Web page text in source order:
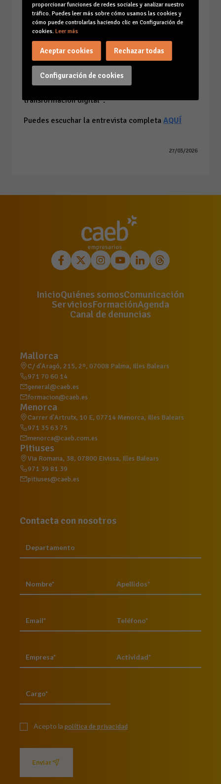
soportamos en España es muy elevada".
Finalmente, Planas ha puesto en valor la reciente
cumbre empresarial organizada por CAEB en
República Dominicana, donde "nuestras empresas
tienen muchos intereses y sinergias con el tejido
empresarial dominicano. Queremos compartir
nuestro conocimiento en talento, turismo y
transformación digital".
Puedes escuchar la entrevista completa AQUÍ
27/03/2026
InicioQuiénes somosComunicación
ServiciosFormaciónAgenda
Canal de denuncias
Mallorca
C/ d'Aragó, 215, 2º, 07008 Palma, Illes Balears
971 70 60 14
general@caeb.es
formacion@caeb.es
Menorca
Carrer d'Artrutx, 10 E, 07714 Menorca, Illes Balears
971 35 63 75
menorca@caeb.com.es
Pitiuses
Via Romana, 38, 07800 Eivissa, Illes Balears
971 39 81 39
pitiuses@caeb.es
Contacta con nosotros
Acepto la política de privacidad
Enviar
proporcionar funciones de redes sociales y analizar nuestro
tráfico. Puedes leer más sobre cómo usamos las cookies y
cómo puede controlarlas haciendo clic en Configuración de
cookies. Leer más
Configuración de cookies
Aceptar cookies Rechazar todas